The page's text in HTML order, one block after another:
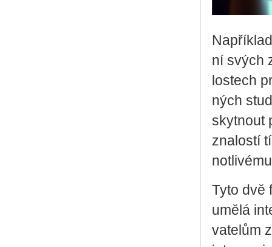
ní svých
los­tech
ných
skyt­nout
zna­los­tí
Tyto dvě
umělá
va­te­lům